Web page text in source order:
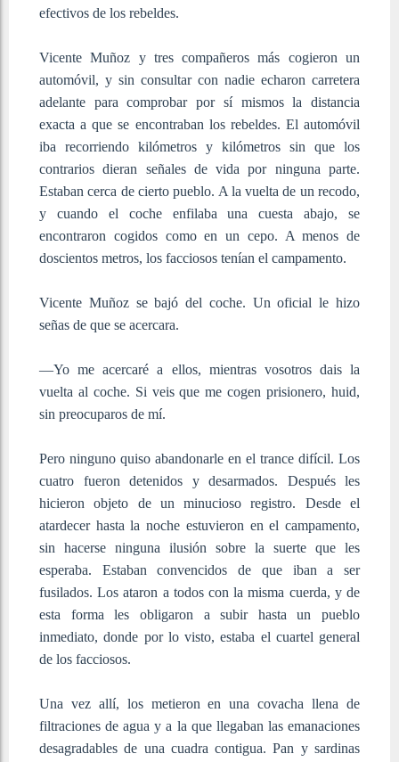
efectivos de los rebeldes.
Vicente Muñoz y tres compañeros más cogieron un
automóvil, y sin consultar con nadie echaron carretera
adelante para comprobar por sí mismos la distancia
exacta a que se encontraban los rebeldes. El automóvil
iba recorriendo kilómetros y kilómetros sin que los
contrarios dieran señales de vida por ninguna parte.
Estaban cerca de cierto pueblo. A la vuelta de un recodo,
y cuando el coche enfilaba una cuesta abajo, se
encontraron cogidos como en un cepo. A menos de
doscientos metros, los facciosos tenían el campamento.
Vicente Muñoz se bajó del coche. Un oficial le hizo
señas de que se acercara.
—Yo me acercaré a ellos, mientras vosotros dais la
vuelta al coche. Si veis que me cogen prisionero, huid,
sin preocuparos de mí.
Pero ninguno quiso abandonarle en el trance difícil. Los
cuatro fueron detenidos y desarmados. Después les
hicieron objeto de un minucioso registro. Desde el
atardecer hasta la noche estuvieron en el campamento,
sin hacerse ninguna ilusión sobre la suerte que les
esperaba. Estaban convencidos de que iban a ser
fusilados. Los ataron a todos con la misma cuerda, y de
esta forma les obligaron a subir hasta un pueblo
inmediato, donde por lo visto, estaba el cuartel general
de los facciosos.
Una vez allí, los metieron en una covacha llena de
filtraciones de agua y a la que llegaban las emanaciones
desagradables de una cuadra contigua. Pan y sardinas